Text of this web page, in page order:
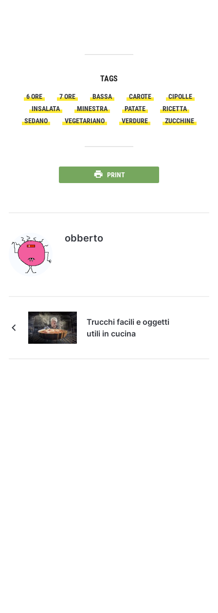
TAGS
6 ORE 7 ORE BASSA CAROTE
CIPOLLE
INSALATA
MINESTRA PATATE
RICETTA
SEDANO
VEGETARIANO VERDURE ZUCCHINE
PRINT
obberto
Trucchi facili e oggetti
utili in cucina